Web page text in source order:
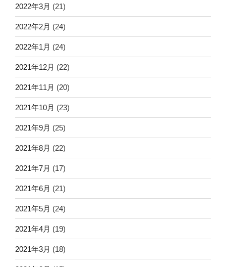
2022年3月 (21)
2022年2月 (24)
2022年1月 (24)
2021年12月 (22)
2021年11月 (20)
2021年10月 (23)
2021年9月 (25)
2021年8月 (22)
2021年7月 (17)
2021年6月 (21)
2021年5月 (24)
2021年4月 (19)
2021年3月 (18)